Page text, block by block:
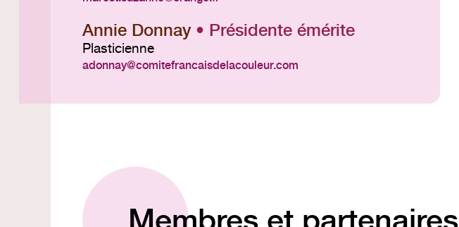
Annie Donnay • Présidente émérite
Plasticienne
adonnay comitefrancaisdelacouleur.com
Membres et partenaires